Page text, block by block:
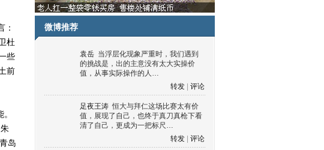
：
杜
些
前
岛
微博推荐
袁岳 当浮层化现象严重时，我们遇到
的挑战是，出的主意没有太大实操价
值，从事实际操作的人…
转发
评论
足夜王涛 恒大与拜仁这场比赛太有价
值，展现了自己，也终于真刀真枪下看
清了自己，更成为一把标尺…
转发
评论